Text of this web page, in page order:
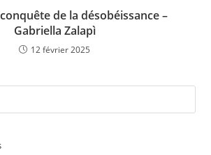
de la désobéissance –
Gabriella Zalapì
12 février 2025